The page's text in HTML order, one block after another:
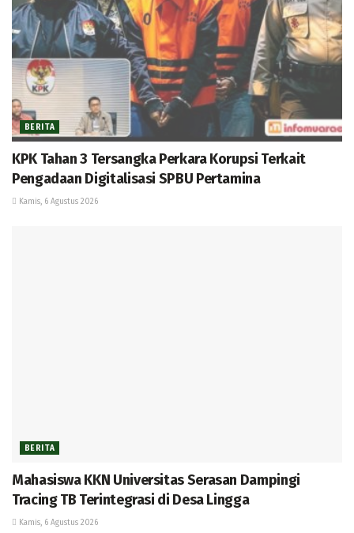
BERITA
KPK Tahan 3 Tersangka Perkara Korupsi Terkait
Pengadaan Digitalisasi SPBU Pertamina
Kamis, 6 Agustus 2026
BERITA
Mahasiswa KKN Universitas Serasan Dampingi
Tracing TB Terintegrasi di Desa Lingga
Kamis, 6 Agustus 2026